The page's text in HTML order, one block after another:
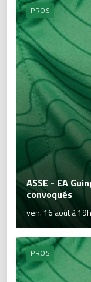
PROS
ASSE - EA
convoqués
ven. 16 août à
PROS